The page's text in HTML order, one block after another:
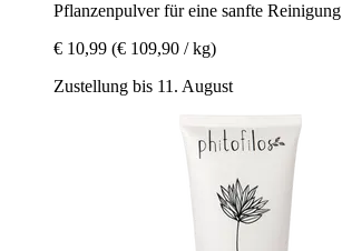
Pflanzenpulver für eine sanfte Reinigung
€ 10,99 (€ 109,90 / kg)
Zustellung bis 11. August